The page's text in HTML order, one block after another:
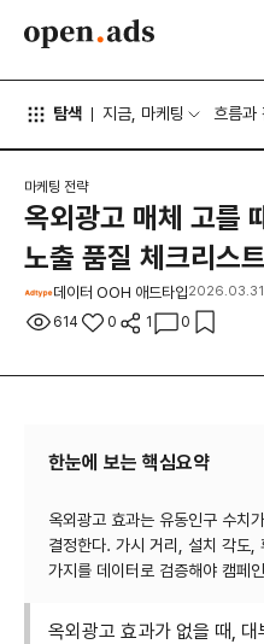
탐색 지금, 마케팅 흐름과
마케팅 전략
옥외광고 매체 고를
노출 품질 체크리스트
데이터 OOH 애드타입2026.03.31
614 0 1 0
한눈에 보는 핵심요약
옥외광고 효과는 유동인구 수치
결정한다. 가시 거리, 설치 각도,
옥외광고 효과가 없을 때,